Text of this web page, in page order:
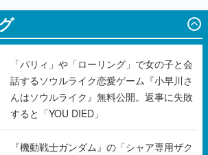
「パリィ」や「ローリング」で女の子と会
話するソウルライク恋愛ゲーム『小早川さ
んはソウルライク』無料公開。返事に失敗
すると「YOU DIED」
『機動戦士ガンダム』の「シャア専用ザク